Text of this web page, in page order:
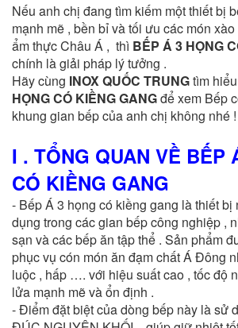
Nếu anh chị đang tìm kiếm một thiết bị
mạnh mẽ , bền bỉ và tối ưu các món
ẩm thực Châu Á , thì BẾP Á 3 HỌNG
chính là giải pháp lý tưởng .
Hãy cùng INOX QUỐC TRUNGtìm
HỌNG CÓ KIỀNG GANGđể xem Bếp
khung gian bếp của anh chị không nhé !
I . TỔNG QUAN VỀ BẾP
CÓ KIỀNG GANG
- Bếp Á 3 họng có kiềng gang là thiết
dụng trong các gian bếp công nghiệp ,
sạn và các bếp ăn tập thể . Sản phẩm
phục vụ cón món ăn đạm chất Á Đông
luộc , hấp …. với hiệu suất cao , tốc độ
lửa mạnh mẽ và ổn định .
- Điểm đặt biệt của dòng bếp này là sử